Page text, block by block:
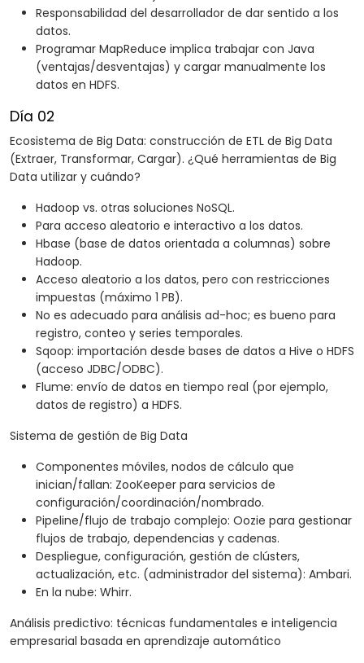
Responsabilidad del desarrollador de dar sentido a los
datos.
Programar MapReduce implica trabajar con Java
(ventajas/desventajas) y cargar manualmente los
datos en HDFS.
Día 02
Ecosistema de Big Data: construcción de ETL de Big Data
(Extraer, Transformar, Cargar). ¿Qué herramientas de Big
Data utilizar y cuándo?
Hadoop vs. otras soluciones NoSQL.
Para acceso aleatorio e interactivo a los datos.
Hbase (base de datos orientada a columnas) sobre
Hadoop.
Acceso aleatorio a los datos, pero con restricciones
impuestas (máximo 1 PB).
No es adecuado para análisis ad-hoc; es bueno para
registro, conteo y series temporales.
Sqoop: importación desde bases de datos a Hive o HDFS
(acceso JDBC/ODBC).
Flume: envío de datos en tiempo real (por ejemplo,
datos de registro) a HDFS.
Sistema de gestión de Big Data
Componentes móviles, nodos de cálculo que
inician/fallan: ZooKeeper para servicios de
configuración/coordinación/nombrado.
Pipeline/flujo de trabajo complejo: Oozie para gestionar
flujos de trabajo, dependencias y cadenas.
Despliegue, configuración, gestión de clústers,
actualización, etc. (administrador del sistema): Ambari.
En la nube: Whirr.
Análisis predictivo: técnicas fundamentales e inteligencia
empresarial basada en aprendizaje automático